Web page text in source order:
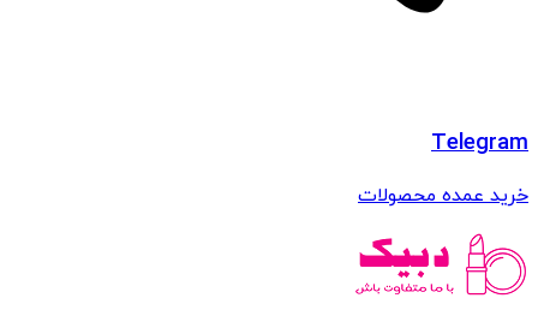
Telegram
خرید عمده محصولات